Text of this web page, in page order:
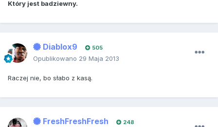
Który jest badziewny.
Diablox9 505
Opublikowano 29 Maja 2013
Raczej nie, bo słabo z kasą.
FreshFreshFresh 248